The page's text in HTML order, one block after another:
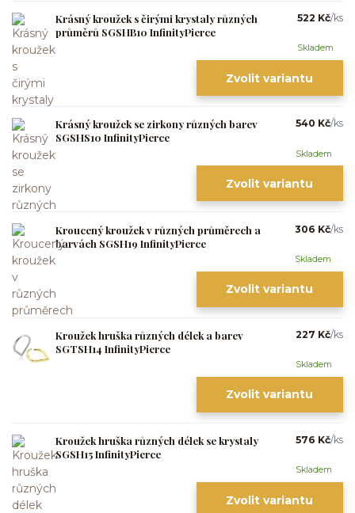
Krásný kroužek s čirými krystaly různých
průměrů SGSHB10 InfinityPierce
522 Kč/ks
Skladem
Zvolit variantu
Krásný kroužek se zirkony různých barev
SGSHS10 InfinityPierce
540 Kč/ks
Skladem
Zvolit variantu
Kroucený kroužek v různých průměrech a
barvách SGSH19 InfinityPierce
306 Kč/ks
Skladem
Zvolit variantu
Kroužek hruška různých délek a barev
SGTSH14 InfinityPierce
227 Kč/ks
Skladem
Zvolit variantu
Kroužek hruška různých délek se krystaly
SGSH15 InfinityPierce
576 Kč/ks
Skladem
Zvolit variantu